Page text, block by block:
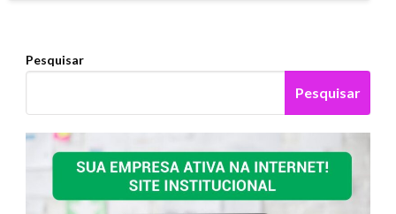
Pesquisar
Pesquisar